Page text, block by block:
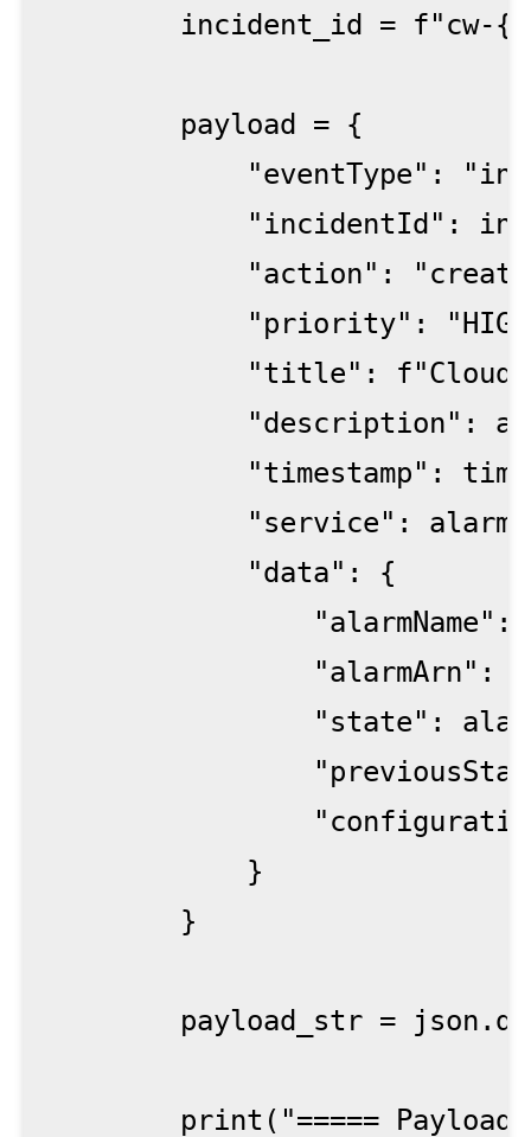
incident_id = f"cw-
        payload = {
"eventType":
"incidentId":
"action":
"priority":
"title":
"description":
"timestamp":
"service":
            "data": {
"alarmName":
"alarmArn":
"state":
            }
        }
payload_str =
print("===== Payload